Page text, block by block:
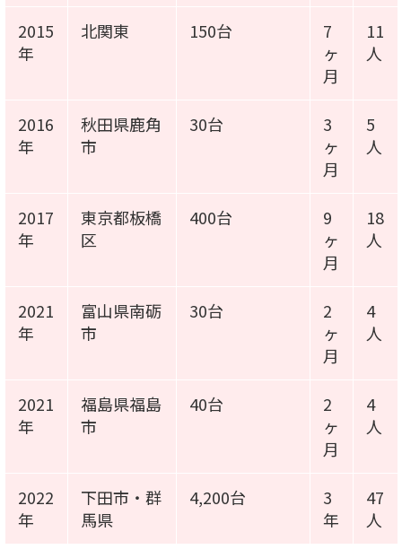
2015
年
北関東 150台
7
ヶ
月
11
人
2016
年
秋田県鹿角
市
30台
3
ヶ
月
5
人
2017
年
東京都板橋
区
400台
9
ヶ
月
18
人
2021
年
富山県南砺
市
30台
2
ヶ
月
4
人
2021
年
福島県福島
市
40台
2
ヶ
月
4
人
2022
年
下田市・群
馬県
4,200台
3
年
47
人